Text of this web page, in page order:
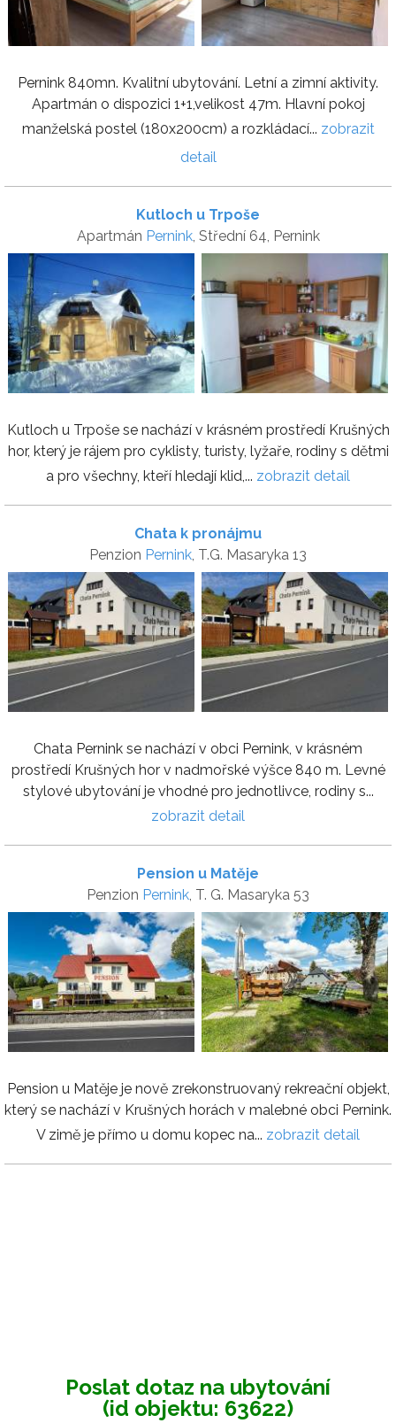
Pernink 840mn. Kvalitní ubytování. Letní a zimní aktivity.
Apartmán o dispozici 1+1,velikost 47m. Hlavní pokoj
manželská postel (180x200cm) a rozkládací... zobrazit
detail
Kutloch u Trpoše
Apartmán Pernink, Střední 64, Pernink
Kutloch u Trpoše se nachází v krásném prostředí Krušných
hor, který je rájem pro cyklisty, turisty, lyžaře, rodiny s dětmi
a pro všechny, kteří hledají klid,... zobrazit detail
Chata k pronájmu
Penzion Pernink, T.G. Masaryka 13
Chata Pernink se nachází v obci Pernink, v krásném
prostředí Krušných hor v nadmořské výšce 840 m. Levné
stylové ubytování je vhodné pro jednotlivce, rodiny s...
zobrazit detail
Pension u Matěje
Penzion Pernink, T. G. Masaryka 53
Pension u Matěje je nově zrekonstruovaný rekreační objekt,
který se nachází v Krušných horách v malebné obci Pernink.
V zimě je přímo u domu kopec na... zobrazit detail
Poslat dotaz na ubytování
(id objektu: 63622)